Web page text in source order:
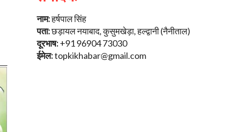
नाम:हर्षपाल सिंह
पता:छड़ायल नयाबाद, कुसुमखेड़ा, हल्द्वानी (नैनीताल)
दूरभाष:+91 96904 73030
ईमेल:topkikhabar@gmail.com